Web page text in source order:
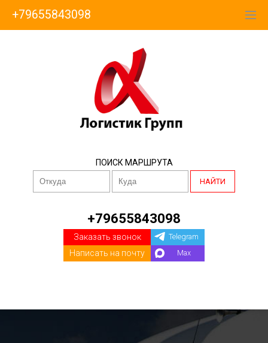
+79655843098
ПОИСК МАРШРУТА
НАЙТИ
+79655843098
Заказать звонок
Написать на почту
Telegram
Max